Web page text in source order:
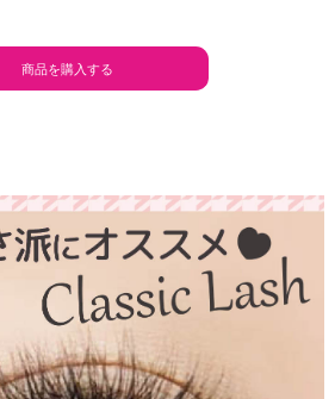
商品を購入する